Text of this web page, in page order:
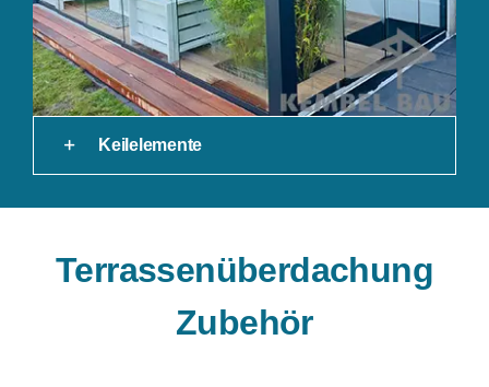
Keilelemente
Terrassenüberdachung
Zubehör